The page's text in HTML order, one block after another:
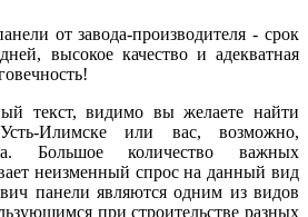
от завода-производителя - срок
высокое качество и адекватная
текст, видимо вы желаете найти
Илимске или вас, возможно,
Большое количество важных
неизменный спрос на данный вид
панели являются одним из видов
при строительстве разных